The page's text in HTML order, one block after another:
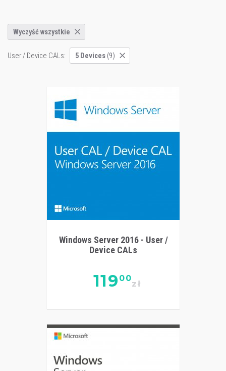
Wyczyść wszystkie
User / Device CALs: 5 Devices(9)
Windows Server 2016 - User /
Device CALs
119 00
zł